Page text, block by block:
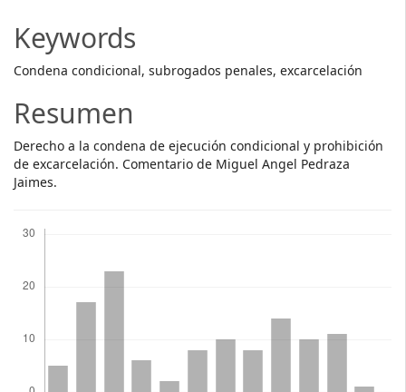
Article
Content
Keywords
Condena condicional, subrogados penales, excarcelación
Resumen
Derecho a la condena de ejecución condicional y prohibición
de excarcelación. Comentario de Miguel Angel Pedraza
Jaimes.